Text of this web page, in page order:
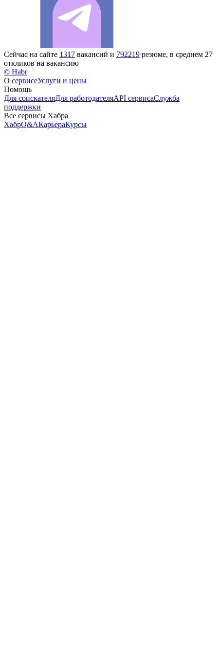
Сейчас на сайте 1317 вакансий и 792219 резюме, в среднем 27
откликов на вакансию
© Habr
О сервисеУслуги и цены
Помощь
Для соискателяДля работодателяAPI сервисаСлужба
поддержки
Все сервисы Хабра
ХабрQ&AКарьераКурсы